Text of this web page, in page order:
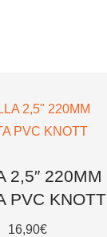
2,5″ 220MM
PVC KNOTT
16,90€